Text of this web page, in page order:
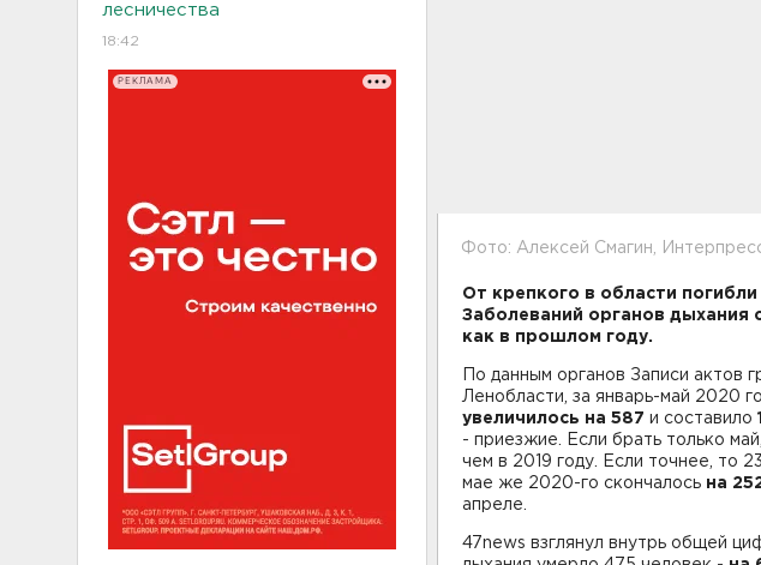
лесничества
18:42
РЕКЛАМА
Фото: Алексей Смагин,
От крепкого в области
Заболеваний органов дыхания
как в прошлом году.
По данным органов Записи актов
Ленобласти, за январь-май 2020
увеличилось на 587 и составило
- приезжие. Если брать только
чем в 2019 году. Если точнее, то
мае же 2020-го скончалось на
апреле.
47news взглянул внутрь общей